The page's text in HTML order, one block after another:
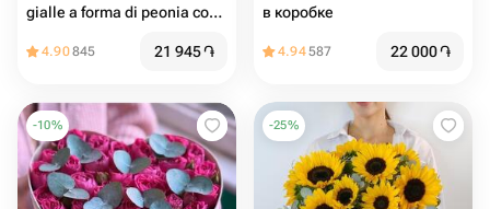
gialle a forma di peonia con
4.90845 21 945֏
в коробке
4.94587 22 000֏
-10% -25%